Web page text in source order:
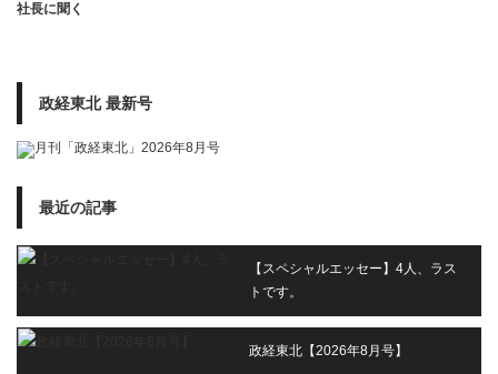
社長に聞く
政経東北 最新号
最近の記事
【スペシャルエッセー】4人、ラス
トです。
政経東北【2026年8月号】